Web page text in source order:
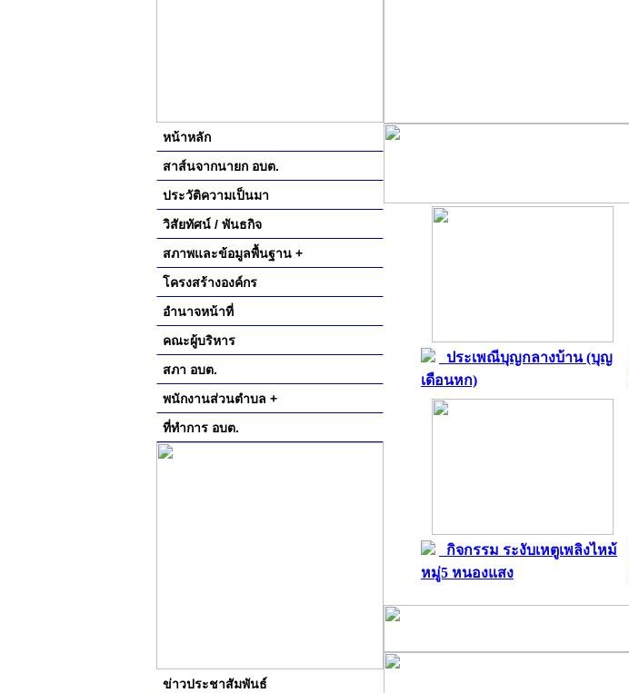
หน้าหลัก
สาส์นจากนายก อบต.
ประวัติความเป็นมา
วิสัยทัศน์ / พันธกิจ
สภาพและข้อมูลพื้นฐาน +
โครงสร้างองค์กร
อำนาจหน้าที่
คณะผู้บริหาร
สภา อบต.
พนักงานส่วนตำบล +
ที่ทำการ อบต.
ข่าวประชาสัมพันธ์
ประเพณีบุญกลางบ้าน (บุญ
เดือนหก)
กิจกรรม ระงับเหตูเพลิงไหม้
หมู่5 หนองแสง